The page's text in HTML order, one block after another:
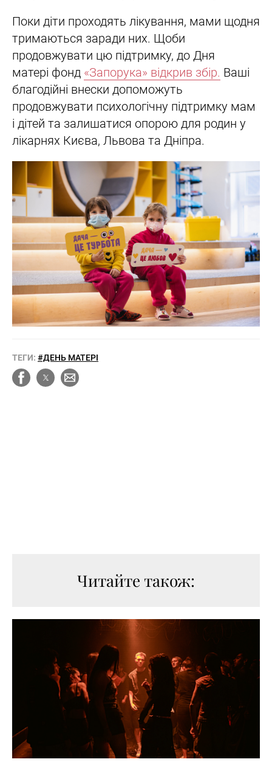
Поки діти проходять лікування, мами щодня
тримаються заради них. Щоби
продовжувати цю підтримку, до Дня
матері фонд «Запорука» відкрив збір. Ваші
благодійні внески допоможуть
продовжувати психологічну підтримку мам
і дітей та залишатися опорою для родин у
лікарнях Києва, Львова та Дніпра.
ТЕГИ: #ДЕНЬ МАТЕРІ
Читайте також: